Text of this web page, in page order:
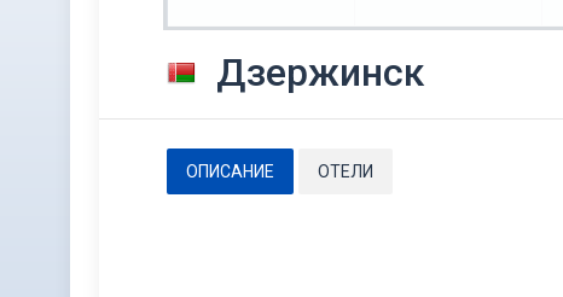
Дзержинск
ОПИСАНИЕ ОТЕЛИ